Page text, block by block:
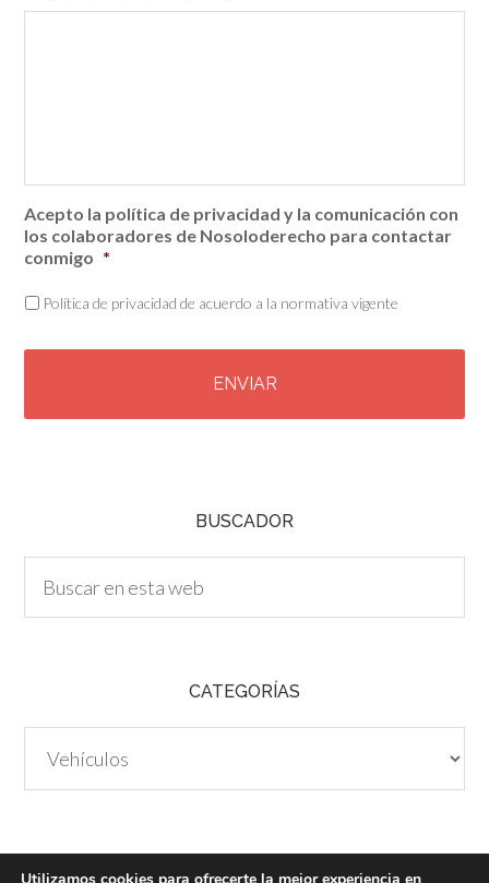
Acepto la política de privacidad y la comunicación con
los colaboradores de Nosoloderecho para contactar
conmigo *
Política de privacidad de acuerdo a la normativa vigente
BUSCADOR
CATEGORÍAS